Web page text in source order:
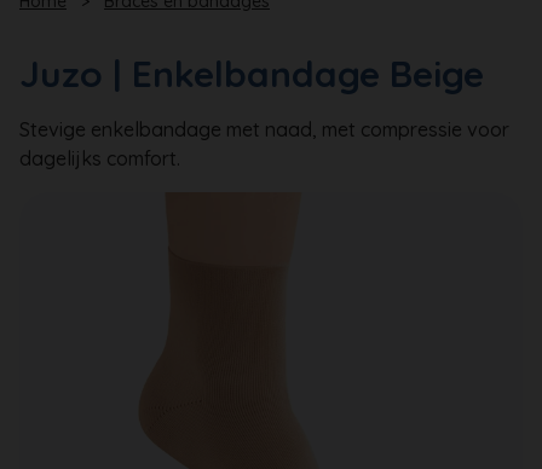
Juzo | Enkelbandage Beige
Stevige enkelbandage met naad, met compressie voor
dagelijks comfort.